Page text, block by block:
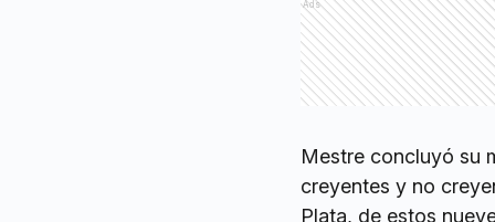
Ads
Mestre concluyó su
creyentes y no
Plata, de estos